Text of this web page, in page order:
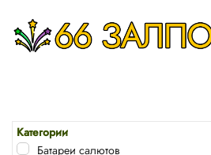
content
Категории
Батареи салютов